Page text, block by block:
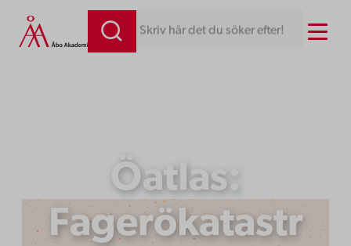
Hoppa
till
Skriv här det du söker efter! Menu
Öatlas:
Fagerökatastr